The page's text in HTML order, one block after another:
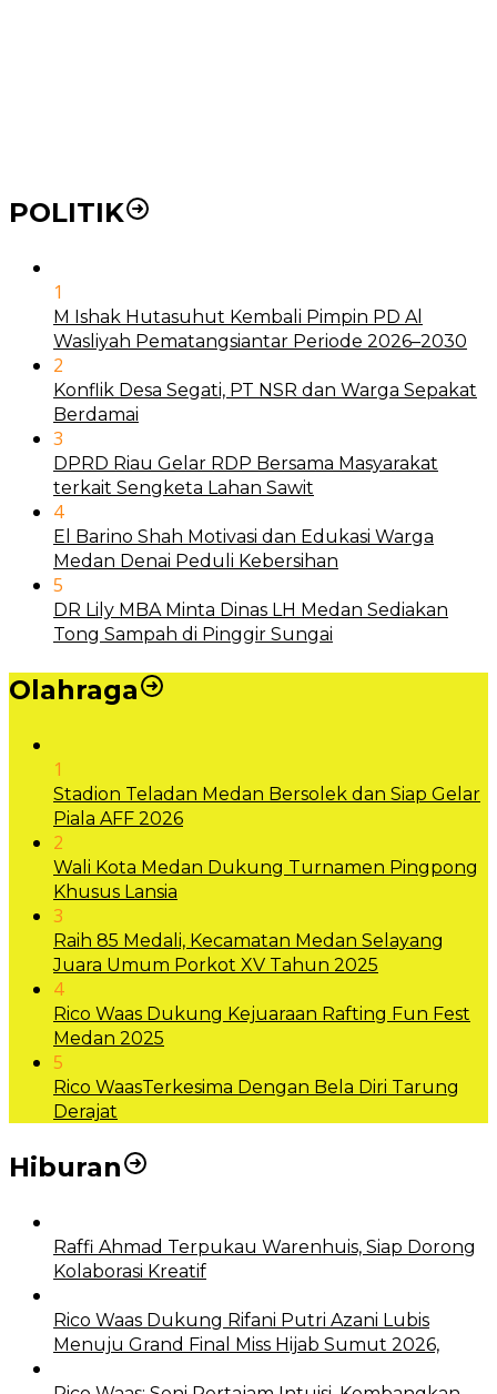
POLITIK
1
M Ishak Hutasuhut Kembali Pimpin PD Al
Wasliyah Pematangsiantar Periode 2026–2030
2
Konflik Desa Segati, PT NSR dan Warga Sepakat
Berdamai
3
DPRD Riau Gelar RDP Bersama Masyarakat
terkait Sengketa Lahan Sawit
4
El Barino Shah Motivasi dan Edukasi Warga
Medan Denai Peduli Kebersihan
5
DR Lily MBA Minta Dinas LH Medan Sediakan
Tong Sampah di Pinggir Sungai
Olahraga
1
Stadion Teladan Medan Bersolek dan Siap Gelar
Piala AFF 2026
2
Wali Kota Medan Dukung Turnamen Pingpong
Khusus Lansia
3
Raih 85 Medali, Kecamatan Medan Selayang
Juara Umum Porkot XV Tahun 2025
4
Rico Waas Dukung Kejuaraan Rafting Fun Fest
Medan 2025
5
Rico WaasTerkesima Dengan Bela Diri Tarung
Derajat
Hiburan
Raffi Ahmad Terpukau Warenhuis, Siap Dorong
Kolaborasi Kreatif
Rico Waas Dukung Rifani Putri Azani Lubis
Menuju Grand Final Miss Hijab Sumut 2026,